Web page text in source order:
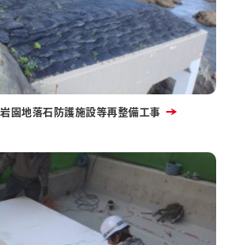
園地落石防護施設等再整備工事